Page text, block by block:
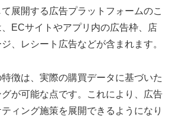
展開する広告プラットフォームのこ
ECサイトやアプリ内の広告枠、店
、レシート広告などが含まれます。
徴は、実際の購買データに基づいた
が可能な点です。これにより、広告
ィング施策を展開できるようになり